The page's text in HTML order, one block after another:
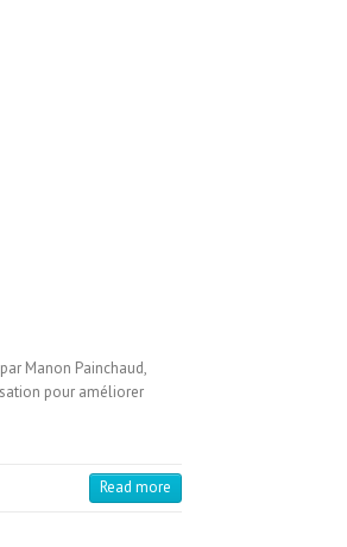
par Manon Painchaud,
pour améliorer
Read more